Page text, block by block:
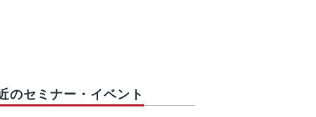
のセミナー・イベント